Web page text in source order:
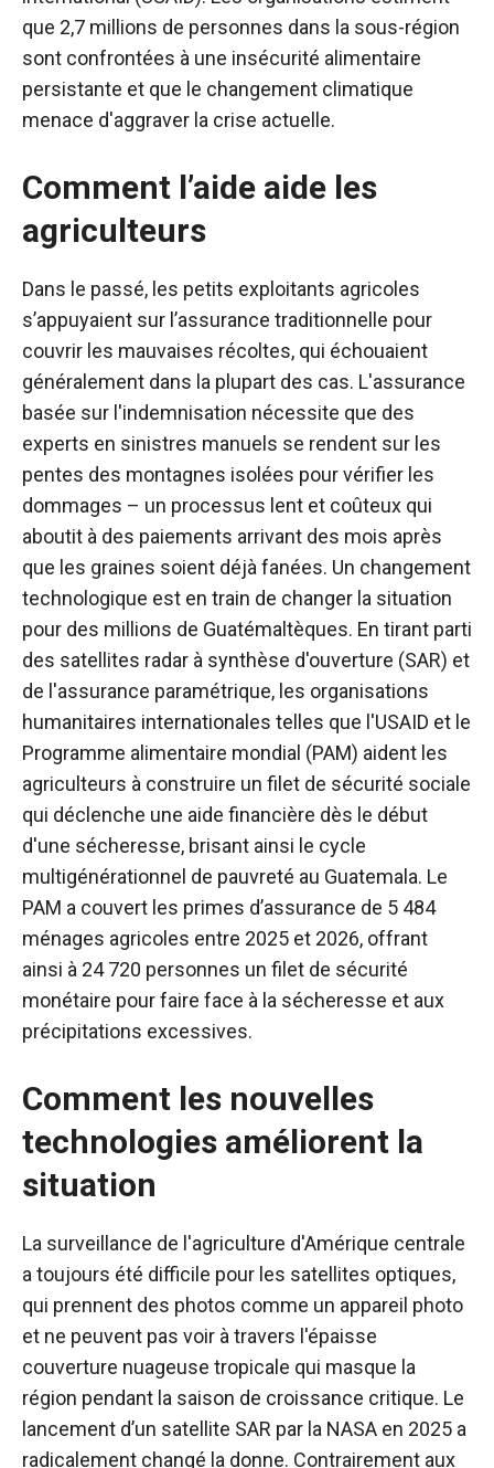
que 2,7 millions de personnes dans la sous-région
sont confrontées à une insécurité alimentaire
persistante et que le changement climatique
menace d'aggraver la crise actuelle.
Comment l’aide aide les
agriculteurs
Dans le passé, les petits exploitants agricoles
s’appuyaient sur l’assurance traditionnelle pour
couvrir les mauvaises récoltes, qui échouaient
généralement dans la plupart des cas. L'assurance
basée sur l'indemnisation nécessite que des
experts en sinistres manuels se rendent sur les
pentes des montagnes isolées pour vérifier les
dommages – un processus lent et coûteux qui
aboutit à des paiements arrivant des mois après
que les graines soient déjà fanées. Un changement
technologique est en train de changer la situation
pour des millions de Guatémaltèques. En tirant parti
des satellites radar à synthèse d'ouverture (SAR) et
de l'assurance paramétrique, les organisations
humanitaires internationales telles que l'USAID et le
Programme alimentaire mondial (PAM) aident les
agriculteurs à construire un filet de sécurité sociale
qui déclenche une aide financière dès le début
d'une sécheresse, brisant ainsi le cycle
multigénérationnel de pauvreté au Guatemala. Le
PAM a couvert les primes d’assurance de 5 484
ménages agricoles entre 2025 et 2026, offrant
ainsi à 24 720 personnes un filet de sécurité
monétaire pour faire face à la sécheresse et aux
précipitations excessives.
Comment les nouvelles
technologies améliorent la
situation
La surveillance de l'agriculture d'Amérique centrale
a toujours été difficile pour les satellites optiques,
qui prennent des photos comme un appareil photo
et ne peuvent pas voir à travers l'épaisse
couverture nuageuse tropicale qui masque la
région pendant la saison de croissance critique. Le
lancement d’un satellite SAR par la NASA en 2025 a
radicalement changé la donne. Contrairement aux